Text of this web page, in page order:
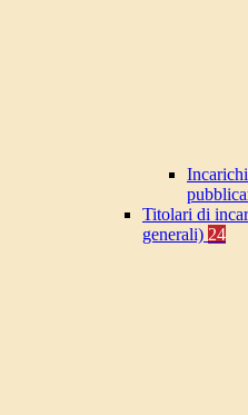
Titolari di
generali) 24